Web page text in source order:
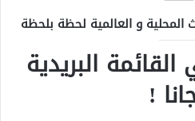
و العالمية لحظة بلحظة
البريدية
!